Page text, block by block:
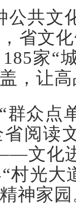
公共文
省文
家“
，让
群众点
阅读
文化
“村光
神家